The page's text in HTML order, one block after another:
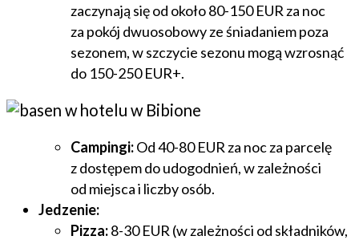
zaczynają się od około 80-150 EUR za noc
za pokój dwuosobowy ze śniadaniem poza
sezonem, w szczycie sezonu mogą wzrosnąć
do 150-250 EUR+.
Campingi:Od 40-80 EUR za noc za parcelę
z dostępem do udogodnień, w zależności
od miejsca i liczby osób.
Jedzenie:
Pizza:8-30 EUR (w zależności od składników,